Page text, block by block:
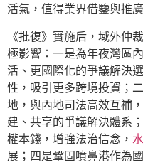
活氣，值得業界借鑒與推廣
《批復》實施后，域外仲
極影響：一是為年夜灣區
活、更國際化的爭議解決
性，吸引更多跨境投資；
地，與內地司法高效互補
建、共享的爭議解決體系
權本錢，增強法治信念，
展；四是鞏固噴鼻港作為